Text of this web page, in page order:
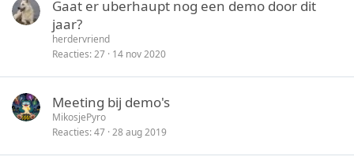
Gaat er uberhaupt nog een demo door dit
jaar?
herdervriend
Reacties 27 14 nov 2020
Meeting bij demo's
MikosjePyro
Reacties 47 28 aug 2019